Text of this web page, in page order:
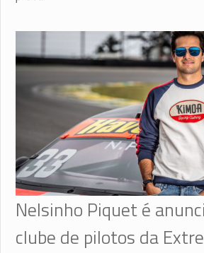
Nelsinho Piquet é
clube de pilotos da